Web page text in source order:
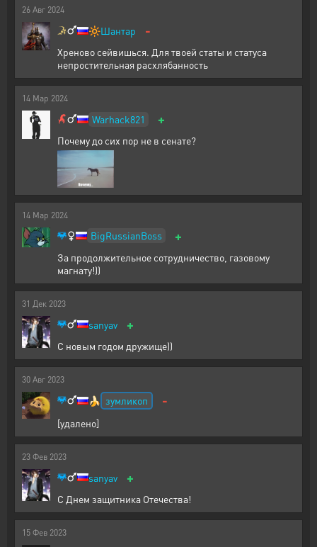
26 Авг 2024
🔆Шантар -
Хреново сейвишься. Для твоей статы и статуса
непростительная расхлябанность
14 Мар 2024
Warhack821 +
Почему до сих пор не в сенате?
14 Мар 2024
BigRussianBoss +
За продолжительное сотрудничество, газовому
магнату!))
31 Дек 2023
sanyav +
С новым годом дружище))
30 Авг 2023
🍌 зумликоп -
[удалено]
23 Фев 2023
sanyav +
С Днем защитника Отечества!
15 Фев 2023